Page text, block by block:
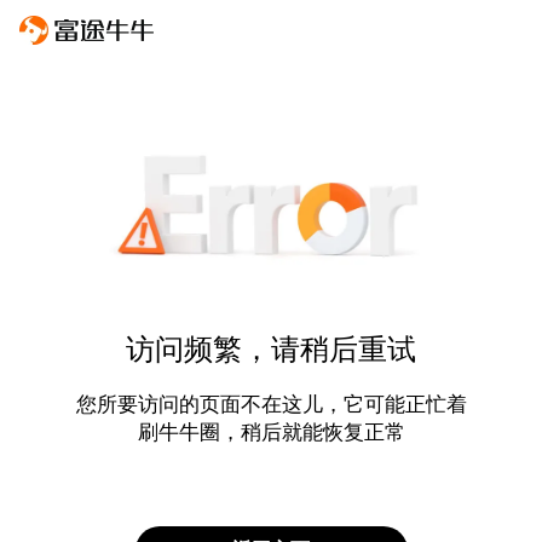
访问频繁，请稍后重试
您所要访问的页面不在这儿，它可能正忙着
刷牛牛圈，稍后就能恢复正常